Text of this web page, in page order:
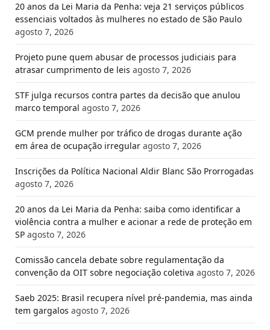
20 anos da Lei Maria da Penha: veja 21 serviços públicos
essenciais voltados às mulheres no estado de São Paulo
agosto 7, 2026
Projeto pune quem abusar de processos judiciais para
atrasar cumprimento de leis agosto 7, 2026
STF julga recursos contra partes da decisão que anulou
marco temporal agosto 7, 2026
GCM prende mulher por tráfico de drogas durante ação
em área de ocupação irregular agosto 7, 2026
Inscrições da Política Nacional Aldir Blanc São Prorrogadas
agosto 7, 2026
20 anos da Lei Maria da Penha: saiba como identificar a
violência contra a mulher e acionar a rede de proteção em
SP agosto 7, 2026
Comissão cancela debate sobre regulamentação da
convenção da OIT sobre negociação coletiva agosto 7, 2026
Saeb 2025: Brasil recupera nível pré-pandemia, mas ainda
tem gargalos agosto 7, 2026